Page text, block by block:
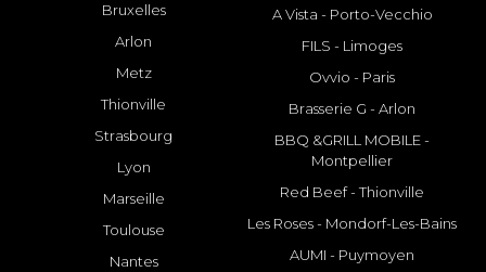
Bruxelles
Arlon
Metz
Thionville
Strasbourg
Lyon
Marseille
Toulouse
Nantes
A Vista - Porto-Vecchio
FILS - Limoges
Ovvio - Paris
Brasserie G - Arlon
BBQ &GRILL MOBILE -
Montpellier
Red Beef - Thionville
Les Roses - Mondorf-Les-Bains
AUMI - Puymoyen